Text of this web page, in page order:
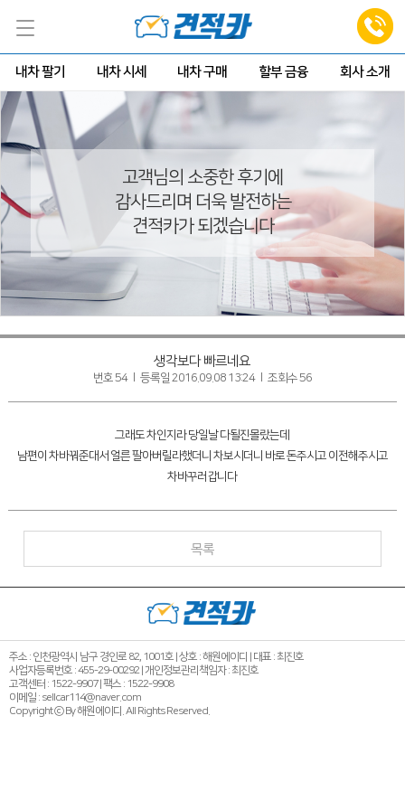
내차 팔기 내차 시세 내차 구매 할부 금융 회사 소개
고객님의 소중한 후기에
감사드리며 더욱 발전하는
견적카가 되겠습니다
생각보다 빠르네요
번호 54 l 등록일 2016.09.08 13:24 l 조회수 56
그래도 차인지라 당일날 다될진몰랐는데
남편이 차바꿔준대서 얼른 팔아버릴라했더니 차보시더니 바로 돈주시고 이전해주시고
차바꾸러갑니다
목록
주소 : 인천광역시 남구 경인로 82, 1001호 | 상호 : 해원에이디 | 대표 : 최진호
사업자등록번호 : 455-29-00292 | 개인정보관리책임자 : 최진호
고객센터 : 1522-9907 | 팩스 : 1522-9908
이메일 : sellcar114@naver.com
Copyright ⓒ By 해원에이디. All Rights Reserved.